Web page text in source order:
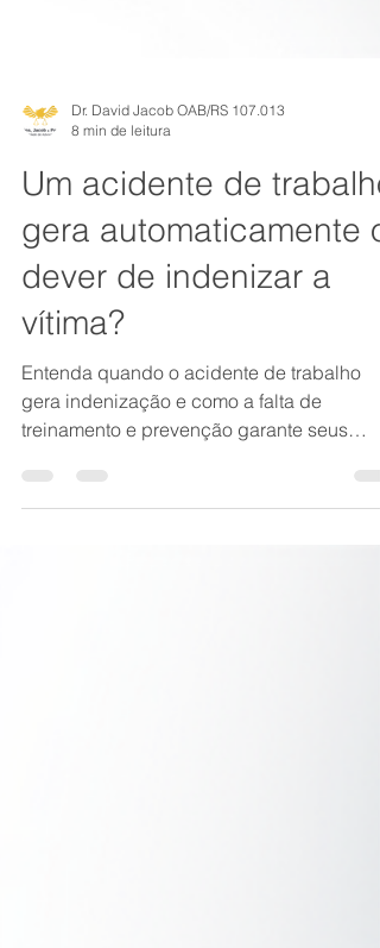
Dr. David Jacob OAB/RS 107.013
Um acidente de trabalho
gera automaticamente o
vítima?
Entenda quando o acidente de trabalho
gera indenização e como a falta de
treinamento e prevenção garante seus